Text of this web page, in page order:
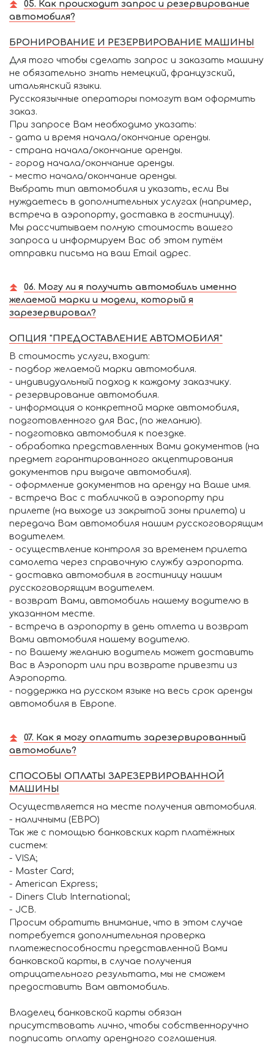
05. Как происходит запрос и резервирование
автомобиля?
БРОНИРОВАНИЕ И РЕЗЕРВИРОВАНИЕ МАШИНЫ
Для того чтобы сделать запрос и заказать машину
не обязательно знать немецкий, французский,
итальянский языки.
Русскоязычные операторы помогут вам оформить
заказ.
При запросе Вам необходимо указать:
- дата и время начала/окончание аренды.
- страна начала/окончание аренды.
- город начала/окончание аренды.
- место начала/окончание аренды.
Выбрать тип автомобиля и указать, если Вы
нуждаетесь в дополнительных услугах (например,
встреча в аэропорту, доставка в гостиницу).
Мы рассчитываем полную стоимость вашего
запроса и информируем Вас об этом путём
отправки письма на ваш Email адрес.
06. Могу ли я получить автомобиль именно
желаемой марки и модели, который я
зарезервировал?
ОПЦИЯ "ПРЕДОСТАВЛЕНИЕ АВТОМОБИЛЯ"
В стоимость услуги, входит:
- подбор желаемой марки автомобиля.
- индивидуальный подход к каждому заказчику.
- резервирование автомобиля.
- информация о конкретной марке автомобиля,
подготовленного для Вас, (по желанию).
- подготовка автомобиля к поездке.
- обработка представленных Вами документов (на
предмет гарантированного акцептирования
документов при выдаче автомобиля).
- оформление документов на аренду на Ваше имя.
- встреча Вас с табличкой в аэропорту при
прилете (на выходе из закрытой зоны прилета) и
передача Вам автомобиля нашим русскоговорящим
водителем.
- осуществление контроля за временем прилета
самолета через справочную службу аэропорта.
- доставка автомобиля в гостиницу нашим
русскоговорящим водителем.
- возврат Вами, автомобиль нашему водителю в
указанном месте.
- встреча в аэропорту в день отлета и возврат
Вами автомобиля нашему водителю.
- по Вашему желанию водитель может доставить
Вас в Аэропорт или при возврате привезти из
Аэропорта.
- поддержка на русском языке на весь срок аренды
автомобиля в Европе.
07. Как я могу оплатить зарезервированный
автомобиль?
СПОСОБЫ ОПЛАТЫ ЗАРЕЗЕРВИРОВАННОЙ
МАШИНЫ
Осуществляется на месте получения автомобиля.
- наличными (ЕВРО)
Так же с помощью банковских карт платёжных
систем:
- VISA;
- Master Card;
- American Express;
- Diners Club International;
- JCB.
Просим обратить внимание, что в этом случае
потребуется дополнительная проверка
платежеспособности представленной Вами
банковской карты, в случае получения
отрицательного результата, мы не сможем
предоставить Вам автомобиль.
Владелец банковской карты обязан
присутствовать лично, чтобы собственноручно
подписать оплату арендного соглашения.